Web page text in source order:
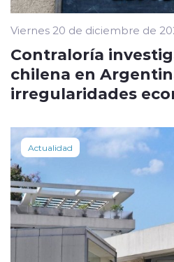
Viernes 20 de diciembre de
Contraloría
chilena en
irregularidades
Actualidad